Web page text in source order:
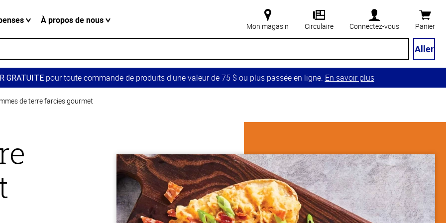
À propos de nous
Mon magasin Circulaire Connectez-vous Panier
Aller
GRATUITEpour toute commande de produits d’une valeur de 75 $ ou plus passée en ligne. En savoir plus
de terre farcies gourmet